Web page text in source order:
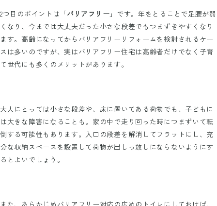
2つ目のポイントは「バリアフリー 」です。年をとることで足腰が弱
くなり、今までは大丈夫だった小さな段差でもつまずきやすくなり
ます。高齢になってからバリアフリーリフォームを検討されるケー
スは多いのですが、実はバリアフリー住宅は高齢者だけでなく子育
て世代にも多くのメリットがあります。
大人にとっては小さな段差や、床に置いてある荷物でも、子どもに
は大きな障害になることも。家の中で走り回った時につまずいて転
倒する可能性もあります。入口の段差を解消してフラットにし、充
分な収納スペースを設置して荷物が出しっ放しにならないようにす
るとよいでしょう。